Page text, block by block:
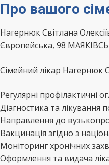
Про вашого
Нагернюк Світлана
Європейська, 98
Сімейний лікар Нагернюк
Регулярні профілактичні
Діагностика та
Направлення до
Вакцинація згідно з
Моніторинг хронічних
Оформлення та видача